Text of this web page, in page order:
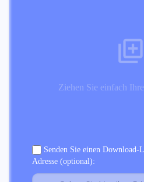
Ziehen Sie einfach
Senden Sie einen
Adresse (optional):